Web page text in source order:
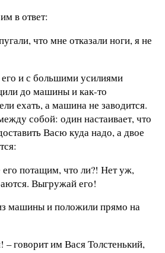
в ответ:
что мне отказали ноги, я не
и с большими усилиями
до машины и как-то
ехать, а машина не заводится.
собой: один настаивает, что
Васю куда надо, а двое
потащим, что ли?! Нет уж,
Выгружай его!
машины и положили прямо на
– говорит им Вася Толстенький,